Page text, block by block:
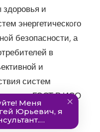
и
энергетическoго
безопасности, а
в
и
систем
ГОСТ Р ИСО
18001, ISO